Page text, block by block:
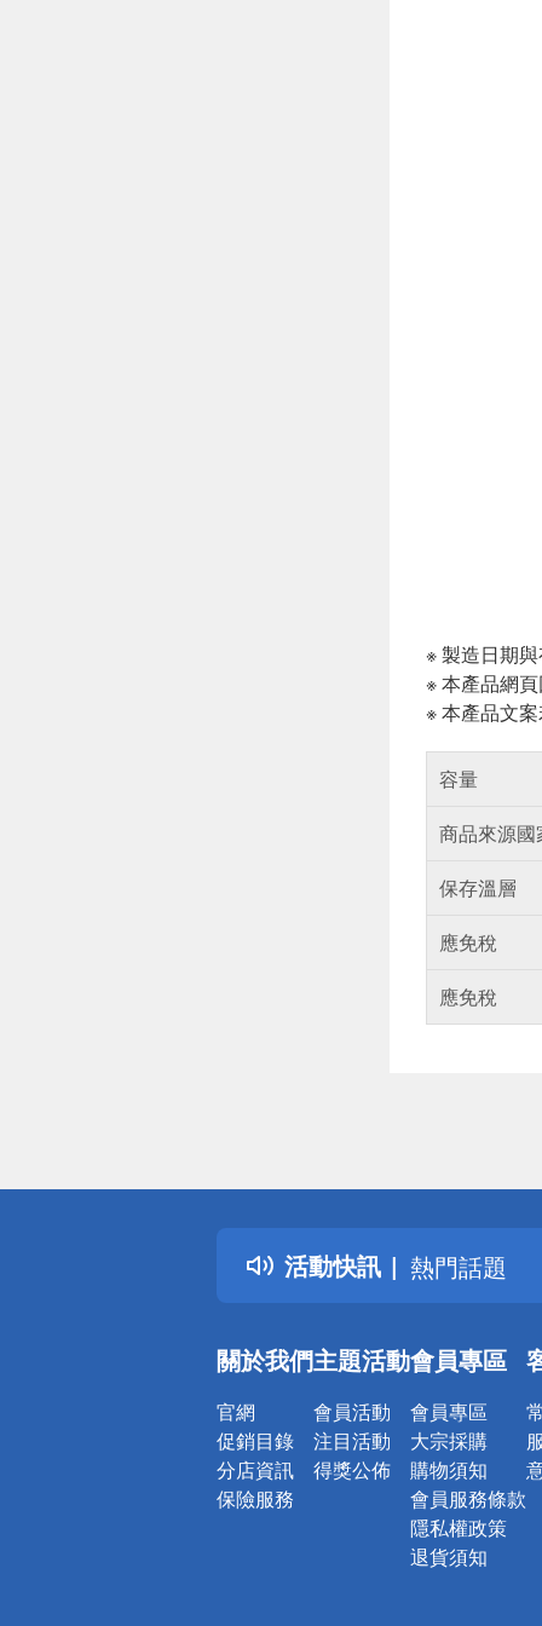
※ 製造日期
※ 本產品網
※ 本產品文
容量
商品來源國
保存溫層
應免稅
應免稅
活動快訊
詐騙網頁！
得獎公告
熱門話題
銀行優惠
詐騙網頁！
關於我們
官網
促銷目錄
分店資訊
保險服務
主題活動
會員活動
注目活動
得獎公佈
會員專區
會員專區
大宗採購
購物須知
會員服務條款
隱私權政策
退貨須知